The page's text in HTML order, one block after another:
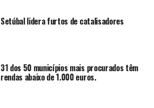
Setúbal lidera furtos de catalisadores
31 dos 50 municípios mais procurados têm
rendas abaixo de 1.000 euros.